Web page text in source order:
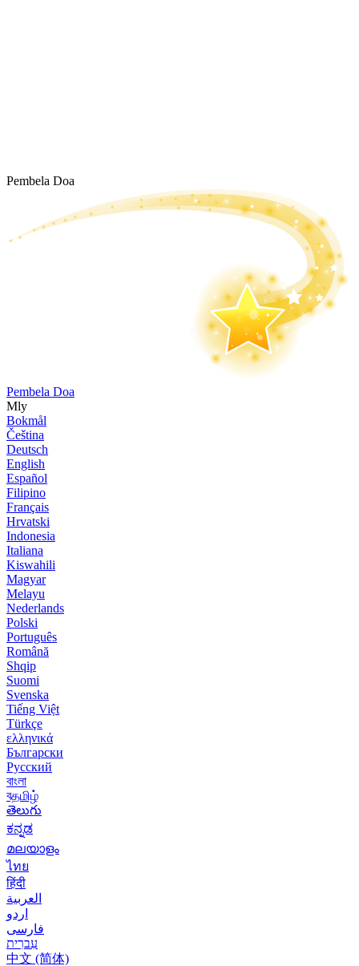
Pembela Doa
Pembela Doa
Mly
Bokmål
Čeština
Deutsch
English
Español
Filipino
Français
Hrvatski
Indonesia
Italiana
Kiswahili
Magyar
Melayu
Nederlands
Polski
Português
Română
Shqip
Suomi
Svenska
Tiếng Việt
Türkçe
ελληνικά
Български
Русский
বাংলা
বதமிழ்
తెలుగు
ಕನ್ನಡ
മലയാളം
ไทย
हिंदी
العربية
اردو
فارسی
עִברִית
中文 (简体)